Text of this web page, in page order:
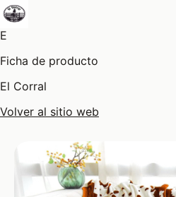
E
Ficha de producto
El Corral
Volver al sitio web